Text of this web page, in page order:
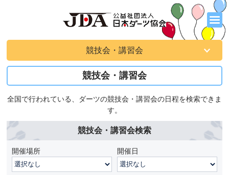
競技会・講習会
競技会・講習会
全国で行われている、ダーツの競技会・講習会の日程を検索できま
す。
競技会・講習会検索
開催場所 開催日